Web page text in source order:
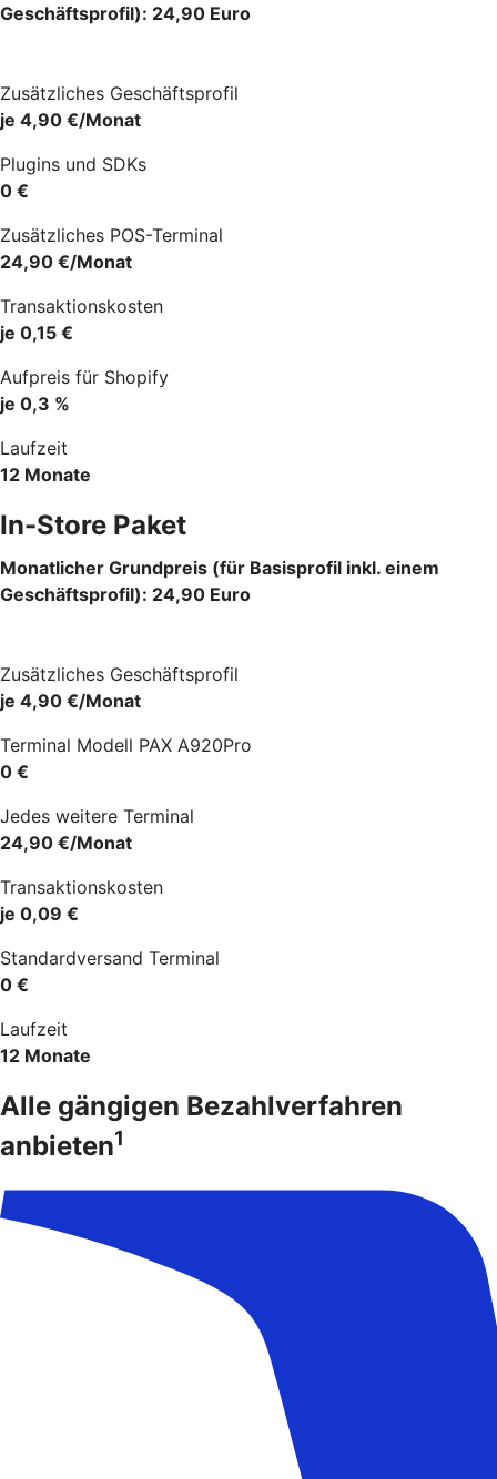
Geschäftsprofil): 24,90 Euro
Zusätzliches Geschäftsprofil
je 4,90 €/Monat
Plugins und SDKs
0 €
Zusätzliches POS-Terminal
24,90 €/Monat
Transaktionskosten
je 0,15 €
Aufpreis für Shopify
je 0,3 %
Laufzeit
12 Monate
In-Store Paket
Monatlicher Grundpreis (für Basisprofil inkl. einem
Geschäftsprofil): 24,90 Euro
Zusätzliches Geschäftsprofil
je 4,90 €/Monat
Terminal Modell PAX A920Pro
0 €
Jedes weitere Terminal
24,90 €/Monat
Transaktionskosten
je 0,09 €
Standardversand Terminal
0 €
Laufzeit
12 Monate
Alle gängigen Bezahlverfahren
anbieten1